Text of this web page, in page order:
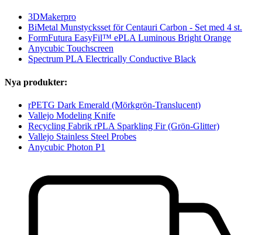
3DMakerpro
BiMetal Munstycksset för Centauri Carbon - Set med 4 st.
FormFutura EasyFil™ ePLA Luminous Bright Orange
Anycubic Touchscreen
Spectrum PLA Electrically Conductive Black
Nya produkter:
rPETG Dark Emerald (Mörkgrön-Translucent)
Vallejo Modeling Knife
Recycling Fabrik rPLA Sparkling Fir (Grön-Glitter)
Vallejo Stainless Steel Probes
Anycubic Photon P1